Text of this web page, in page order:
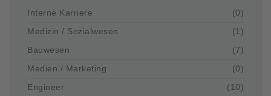
Interne Karriere
(0)
Medizin / Sozialwesen
(1)
Bauwesen
(7)
Medien / Marketing
(0)
Engineer
(10)